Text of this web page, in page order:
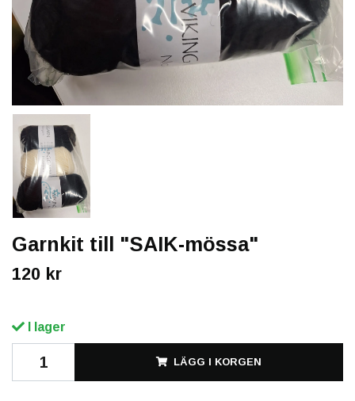
Garnkit till "SAIK-mössa"
120 kr
I lager
LÄGG I KORGEN